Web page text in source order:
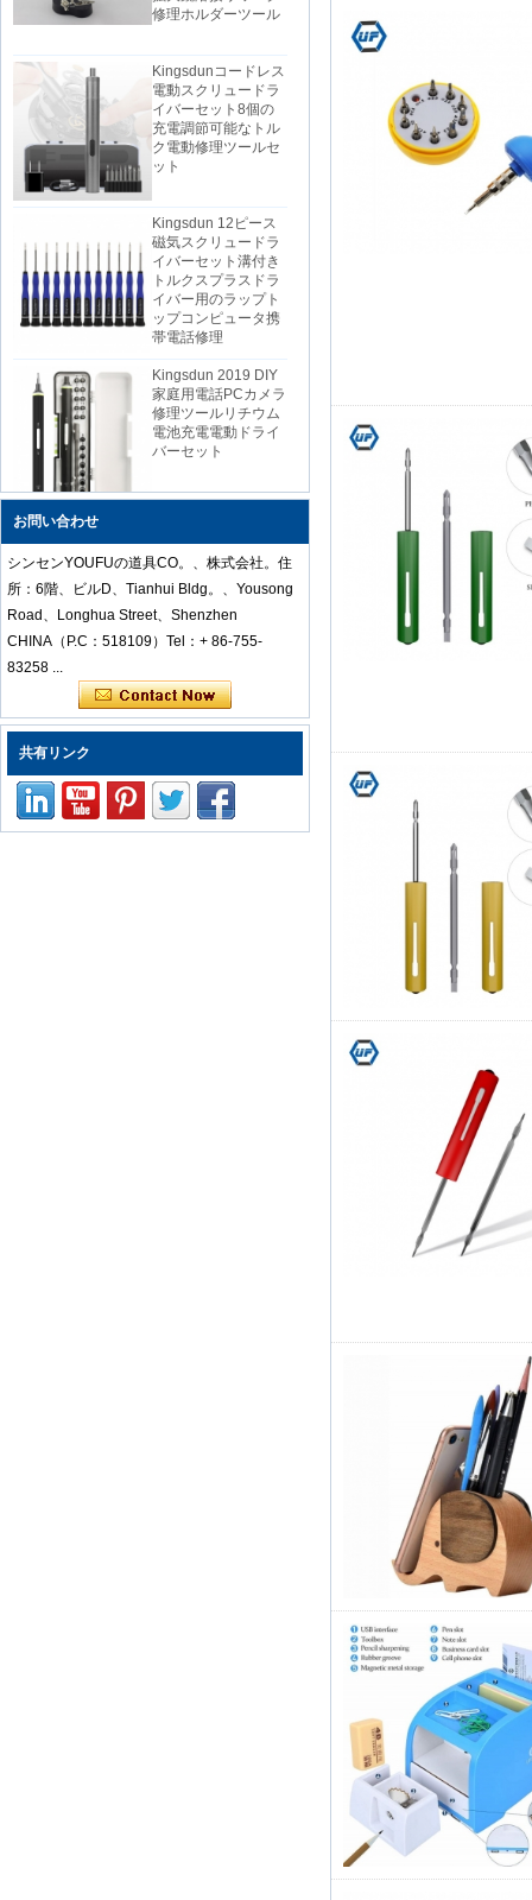
電動スクリュードラ
イバーセット8個の
充電調節可能なトル
ク電動修理ツールセ
ット
磁気スクリュードラ
イバーセット溝付き
トルクスプラスドラ
イバー用のラップト
ップコンピュータ携
帯電話修理
家庭用電話PCカメラ
修理ツールリチウム
電池充電電動ドライ
バーセット
中国の安いダイスプ
電防止ステンレス鋼
ピンセットセットモ
修理
ドライバーセット修
理コンピューターツ
ールキット
ED-80625 iPhoneお
お問い合わせ
シンセンYOUFUの道具CO。、株式会社。住
所：6階、ビルD、Tianhui Bldg。、Yousong
Road、Longhua Street、Shenzhen
CHINA（P.C：518109）Tel：+ 86-755-
83258 ...
共有リンク